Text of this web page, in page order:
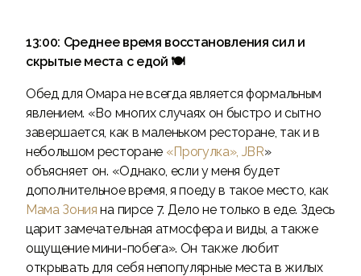
13:00: Среднее время восстановления сил и
скрытые места с едой 🍽
Обед для Омара не всегда является формальным
явлением. «Во многих случаях он быстро и сытно
завершается, как в маленьком ресторане, так и в
небольшом ресторане «Прогулка», JBR»
объясняет он. «Однако, если у меня будет
дополнительное время, я поеду в такое место, как
Мама Зония на пирсе 7. Дело не только в еде. Здесь
царит замечательная атмосфера и виды, а также
ощущение мини-побега». Он также любит
открывать для себя непопулярные места в жилых